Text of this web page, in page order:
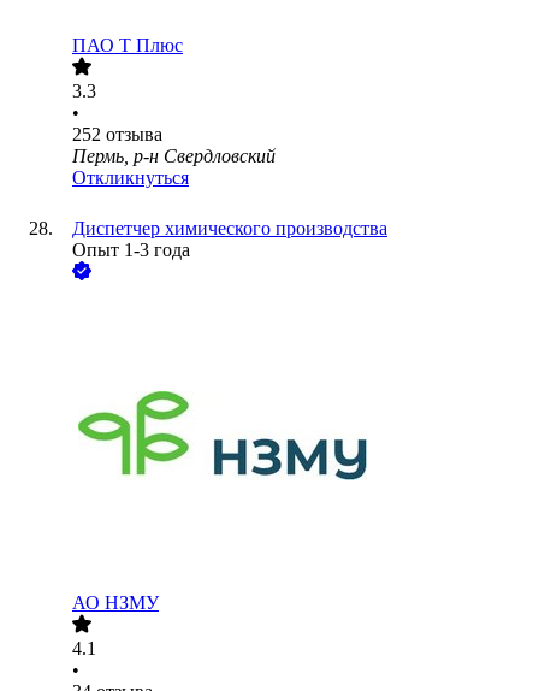
ПАО Т Плюс
3.3
•
252 отзыва
Пермь, р-н Свердловский
Откликнуться
Диспетчер химического производства
Опыт 1-3 года
АО НЗМУ
4.1
•